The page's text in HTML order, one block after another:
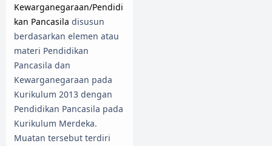
Kewarganegaraan/Pendidi
kan Pancasila disusun
berdasarkan elemen atau
materi Pendidikan
Pancasila dan
Kewarganegaraan pada
Kurikulum 2013 dengan
Pendidikan Pancasila pada
Kurikulum Merdeka.
Muatan tersebut terdiri